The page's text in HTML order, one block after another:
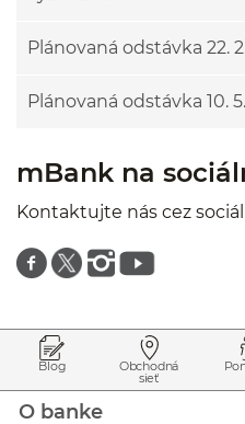
Plánovaná odstávka 22.
Plánovaná odstávka 10.
mBank na
Kontaktujte nás cez
Znajdź nas na facebooku
Znajdź nas na twitterze
Znajdź nas na instagramie
Znajdź nas na youtube
Prejsť na začiatok stránky
Preskočiť na začiatok obsahu
Blog Obchodná
sieť
O banke